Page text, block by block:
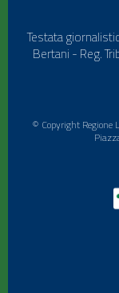
Testata
Bertani - Reg.
© Copyright